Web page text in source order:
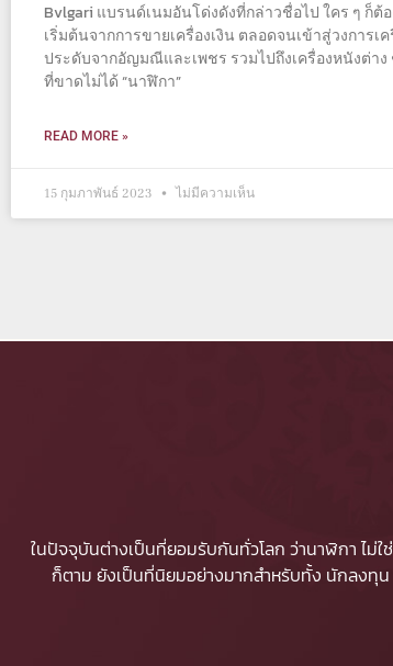
Bvlgari แบรนด์เนมอันโด่งดังที่กล่าวชื่อไป ใคร ๆ ก็ต้
เริ่มต้นจากการขายเครื่องเงิน ตลอดจนเข้าสู่วงการเค
ประดับจากอัญมณีและเพชร รวมไปถึงเครื่องหนังต่าง
ที่ขาดไม่ได้ “นาฬิกา”
READ MORE »
15 กุมภาพันธ์ 2023 ไม่มีความเห็น
ในปัจจุบันต่างเป็นที่ยอมรับกันทั่วโลก ว่านาฬิกา ไม่
ก็ตาม ยังเป็นที่นิยมอย่างมากสำหรับทั้ง นักลงทุ